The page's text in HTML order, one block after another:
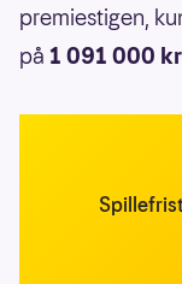
premiestigen,
på 1 091 000